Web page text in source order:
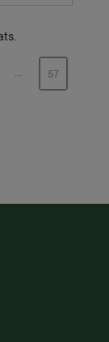
...PÀGINESPÀGINA
57